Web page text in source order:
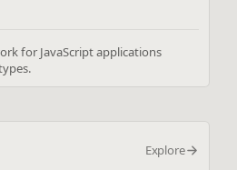
for JavaScript applications
Explore